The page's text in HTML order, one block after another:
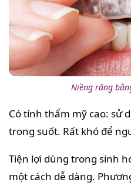
Niềng răng
Có tính thẩm mỹ cao: sử
trong suốt. Rất khó để
Tiện lợi dùng trong sinh
một cách dễ dàng.